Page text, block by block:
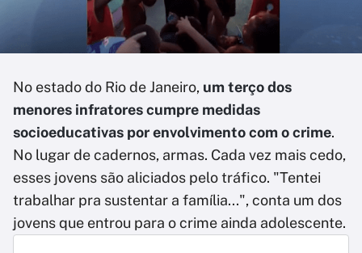
No estado do Rio de Janeiro, um terço dos
menores infratores cumpre medidas
socioeducativas por envolvimento com o crime.
No lugar de cadernos, armas. Cada vez mais cedo,
esses jovens são aliciados pelo tráfico. "Tentei
trabalhar pra sustentar a família...", conta um dos
jovens que entrou para o crime ainda adolescente.